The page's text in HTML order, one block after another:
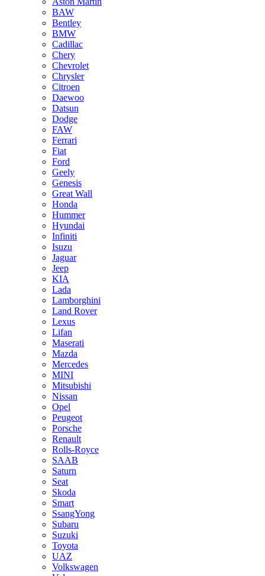
BAW
Bentley
BMW
Cadillac
Chery
Chevrolet
Chrysler
Citroen
Daewoo
Datsun
Dodge
FAW
Ferrari
Fiat
Ford
Geely
Genesis
Great Wall
Honda
Hummer
Hyundai
Infiniti
Isuzu
Jaguar
Jeep
KIA
Lada
Lamborghini
Land Rover
Lexus
Lifan
Maserati
Mazda
Mercedes
MINI
Mitsubishi
Nissan
Opel
Peugeot
Porsche
Renault
Rolls-Royce
SAAB
Saturn
Seat
Skoda
Smart
SsangYong
Subaru
Suzuki
Toyota
UAZ
Volkswagen